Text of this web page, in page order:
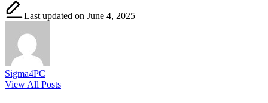
Last updated on June 4, 2025
Sigma4PC
View All Posts